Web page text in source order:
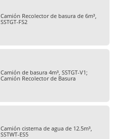
Camión Recolector de basura de 6m³,
SSTGT-FS2
Camión de basura 4m³, SSTGT-V1;
Camión Recolector de Basura
Camión cisterna de agua de 12.5m³,
SSTWT-ES5